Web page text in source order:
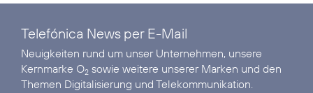
Telefónica News per E-Mail
Neuigkeiten rund um unser Unternehmen, unsere
Kernmarke O2 sowie weitere unserer Marken und den
Themen Digitalisierung und Telekommunikation.